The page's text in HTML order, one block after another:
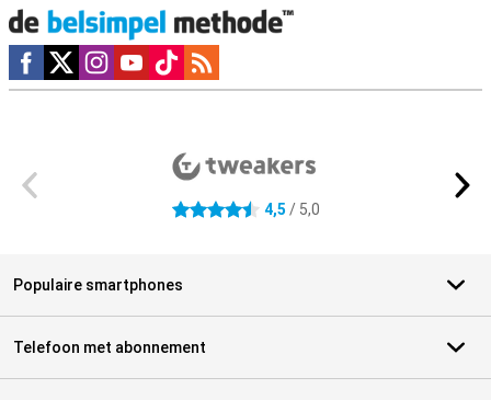
Social media
4.5 sterren 4,5 / 5,0
Populaire smartphones
Telefoon met abonnement